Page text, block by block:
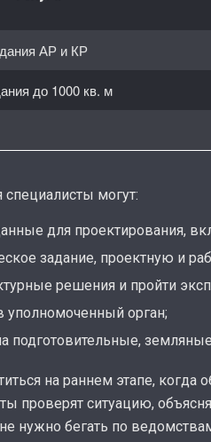
АР и КР
до 1000 кв. м
могут:
для проектирования,
задание, проектную и
решения и пройти
уполномоченный орган;
подготовительные,
на раннем этапе, когда
проверят ситуацию,
нужно бегать по